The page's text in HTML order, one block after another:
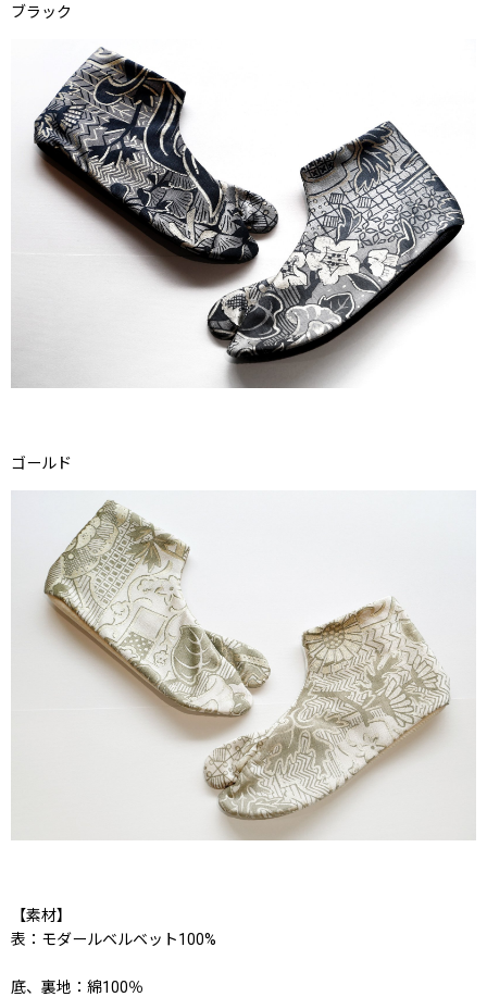
ブラック
ゴールド
【素材】
表：モダールベルベット100%
底、裏地：綿100％